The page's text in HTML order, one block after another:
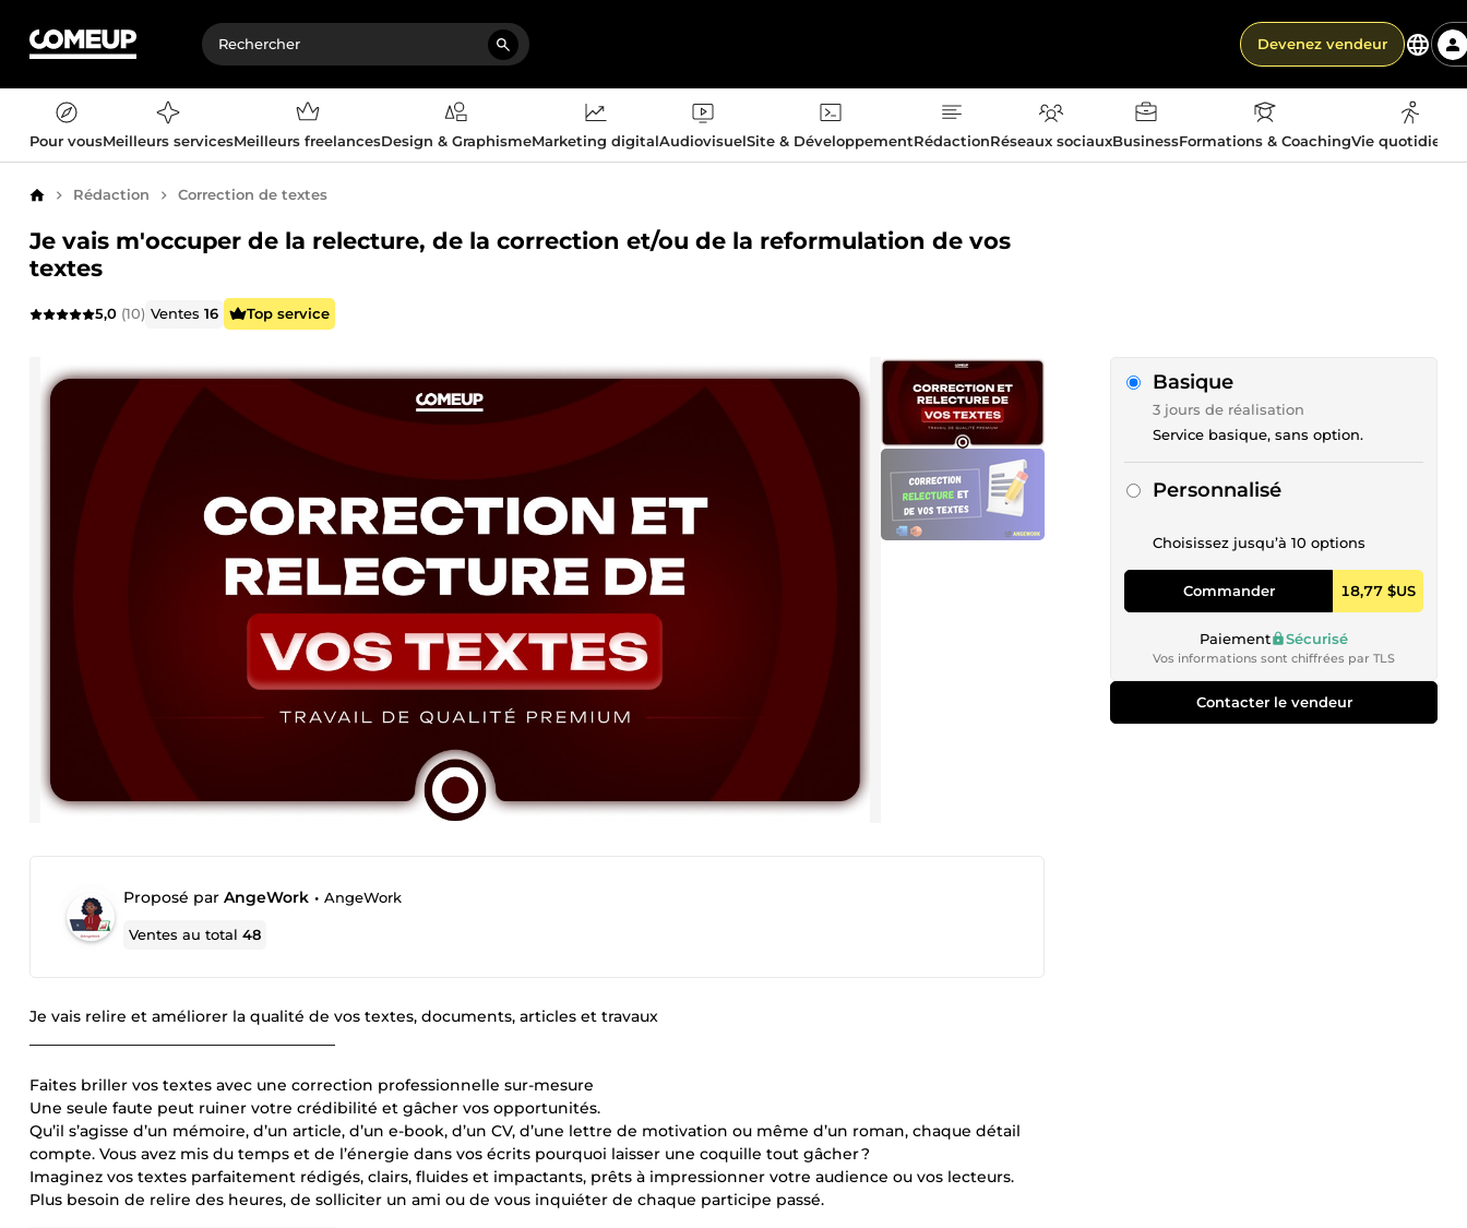
Devenez vendeur
Pour vousMeilleurs servicesMeilleurs freelancesDesign & GraphismeMarketing digitalAudiovisuelSite & DéveloppementRédactionRéseaux sociauxBusinessFormations & CoachingVie
AccueilRédaction Correction de textes
Je vais m'occuper de la relecture, de la correction et/ou de la reformulation de vos
textes
5,0 (10) Ventes16 Top service
Proposé par AngeWork • AngeWork
Ventes au total48
Je vais relire et améliorer la qualité de vos textes, documents, articles et travaux
Faites briller vos textes avec une correction professionnelle sur-mesure
Une seule faute peut ruiner votre crédibilité et gâcher vos opportunités.
Qu’il s’agisse d’un mémoire, d’un article, d’un e-book, d’un CV, d’une lettre de motivation ou même d’un roman, chaque détail
compte. Vous avez mis du temps et de l’énergie dans vos écrits pourquoi laisser une coquille tout gâcher ?
Imaginez vos textes parfaitement rédigés, clairs, fluides et impactants, prêts à impressionner votre audience ou vos lecteurs.
Plus besoin de relire des heures, de solliciter un ami ou de vous inquiéter de chaque participe passé.
Basique
3 jours de réalisation
Service basique, sans option.
Personnalisé
Choisissez jusqu’à 10 options
Commander 18,77 $US
Paiement Sécurisé
Vos informations sont chiffrées par TLS
Contacter le vendeur